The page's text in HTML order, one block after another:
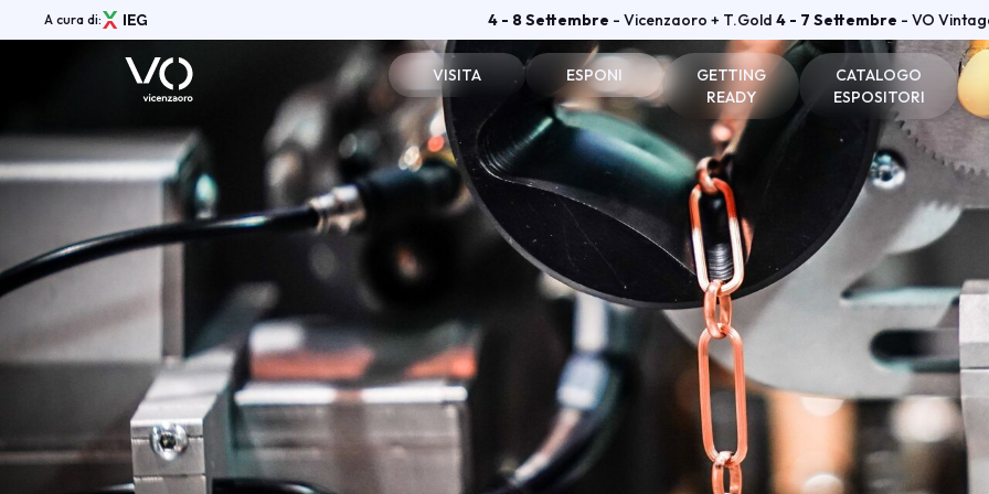
A cura di: 4 - 8 Settembre - Vicenzaoro + T.Gold 4 - 7 Settembre - VO
VISITA
Registrazione e badge
Info pratiche visitatori
Area Riservata
ESPONI
Perché esporre
Diventa espositore
Info utili per esporre
Area riservata Vicenzaoro
Area riservata T.Gold
GETTING
READY
Come arrivare
Dove soggiornare
Dove parcheggiare
CATALOGO
ESPOSITORI
Espositori Vicenzaoro
Espositori T.GOLD
Menù
ABOUT
Vicenzaoro Shows
Aree espositive
Vicenzaoro App
Media Gallery
Partners
News
Shop
Contatti